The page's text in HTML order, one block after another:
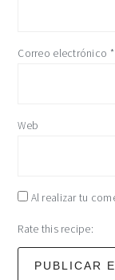
Correo electrónico *
Web
Al realizar tu
Rate this recipe: